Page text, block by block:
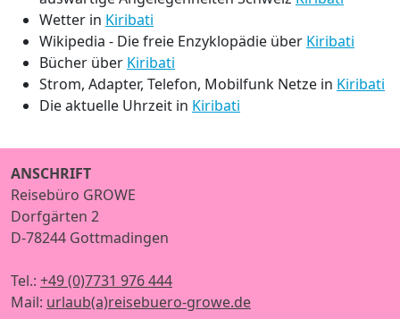
Wetter in Kiribati
Wikipedia - Die freie Enzyklopädie über Kiribati
Bücher über Kiribati
Strom, Adapter, Telefon, Mobilfunk Netze in Kiribati
Die aktuelle Uhrzeit in Kiribati
ANSCHRIFT
Reisebüro GROWE
Dorfgärten 2
D-78244 Gottmadingen
Tel.: +49 (0)7731 976 444
Mail: urlaub(a)reisebuero-growe.de